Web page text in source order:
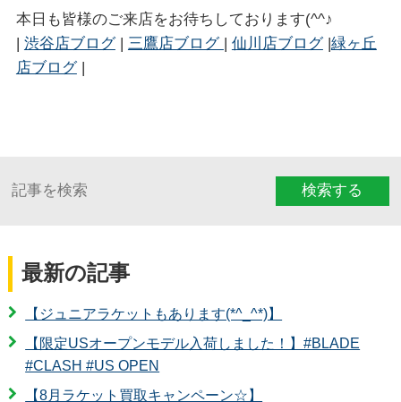
本日も皆様のご来店をお待ちしております(^^♪
| 渋谷店ブログ| 三鷹店ブログ | 仙川店ブログ|緑ヶ丘
店ブログ|
検索する
最新の記事
【ジュニアラケットもあります(*^_^*)】
【限定USオープンモデル入荷しました！】#BLADE
#CLASH #US OPEN
【8月ラケット買取キャンペーン☆】